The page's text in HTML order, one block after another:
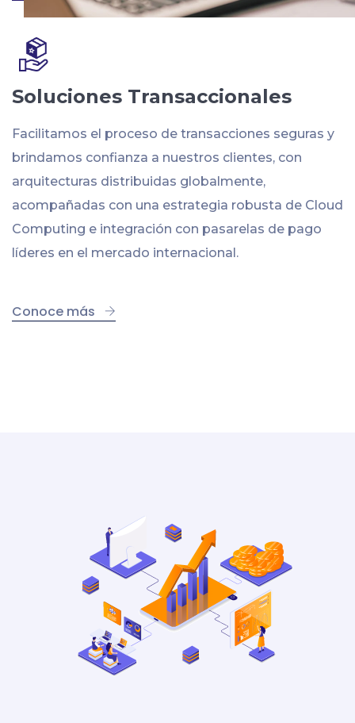
Soluciones Transaccionales
Facilitamos el proceso de transacciones seguras y
brindamos confianza a nuestros clientes, con
arquitecturas distribuidas globalmente,
acompañadas con una estrategia robusta de Cloud
Computing e integración con pasarelas de pago
líderes en el mercado internacional.
Conoce más